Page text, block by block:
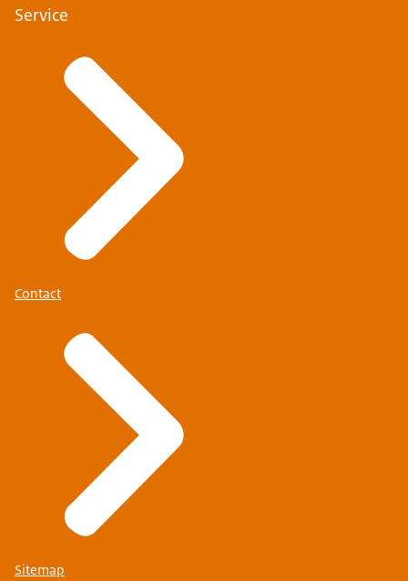
Service
Contact
Sitemap